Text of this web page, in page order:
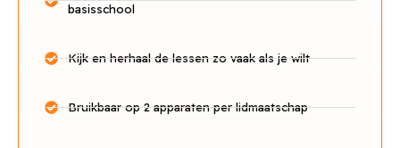
basisschool
Kijk en herhaal de lessen zo vaak als je wilt
Bruikbaar op 2 apparaten per lidmaatschap